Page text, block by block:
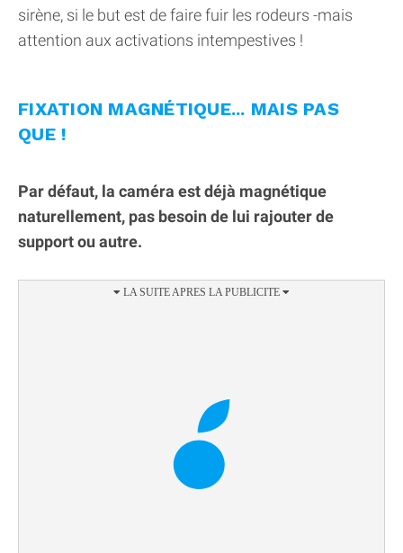
sirène, si le but est de faire fuir les rodeurs -mais
attention aux activations intempestives !
FIXATION MAGNÉTIQUE... MAIS PAS
QUE !
Par défaut, la caméra est déjà magnétique
naturellement, pas besoin de lui rajouter de
support ou autre.